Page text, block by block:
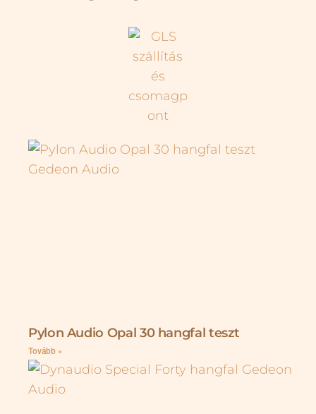
Pylon Audio Opal 30 hangfal teszt
Tovább »